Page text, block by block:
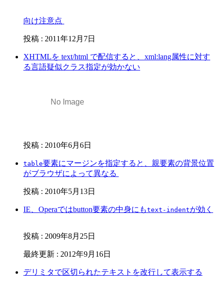
向け注意点
投稿 : 2011年12月7日
XHTMLを text/html で配信すると、xml:lang属性に対す
る言語疑似クラス指定が効かない
投稿 : 2010年6月6日
table要素にマージンを指定すると、親要素の背景位置
がブラウザによって異なる
投稿 : 2010年5月13日
IE、Operaではbutton要素の中身にもtext-indentが効く
投稿 : 2009年8月25日
最終更新 : 2012年9月16日
デリミタで区切られたテキストを改行して表示する